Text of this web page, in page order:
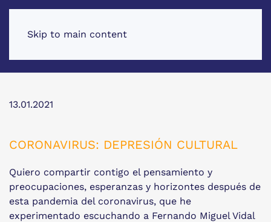
Skip to main content
13.01.2021
CORONAVIRUS: DEPRESIÓN CULTURAL
Quiero compartir contigo el pensamiento y
preocupaciones, esperanzas y horizontes después de
esta pandemia del coronavirus, que he
experimentado escuchando a Fernando Miguel Vidal